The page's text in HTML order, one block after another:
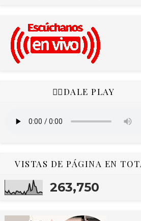
👇🏻DALE PLAY
VISTAS DE PÁGINA EN
263,750